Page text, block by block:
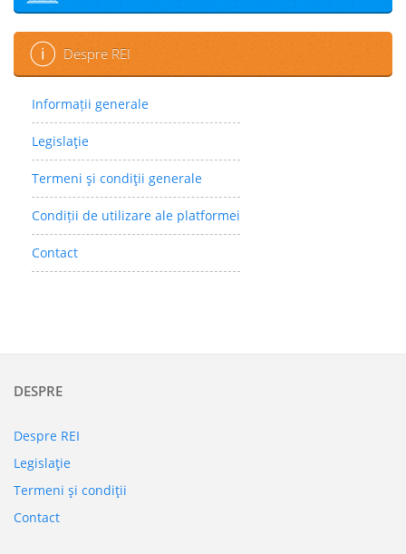
Despre REI
Informații generale
Legislaţie
Termeni şi condiţii generale
Condiții de utilizare ale platformei
Contact
DESPRE
Despre REI
Legislaţie
Termeni şi condiţii
Contact